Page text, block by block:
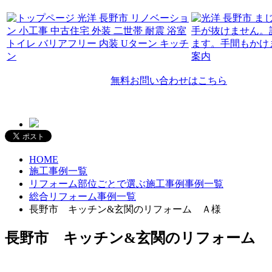
無料お問い合わせはこちら
HOME
施工事例一覧
リフォーム部位ごとで選ぶ施工事例事例一覧
総合リフォーム事例一覧
長野市 キッチン&玄関のリフォーム Ａ様
長野市 キッチン&玄関のリフォーム